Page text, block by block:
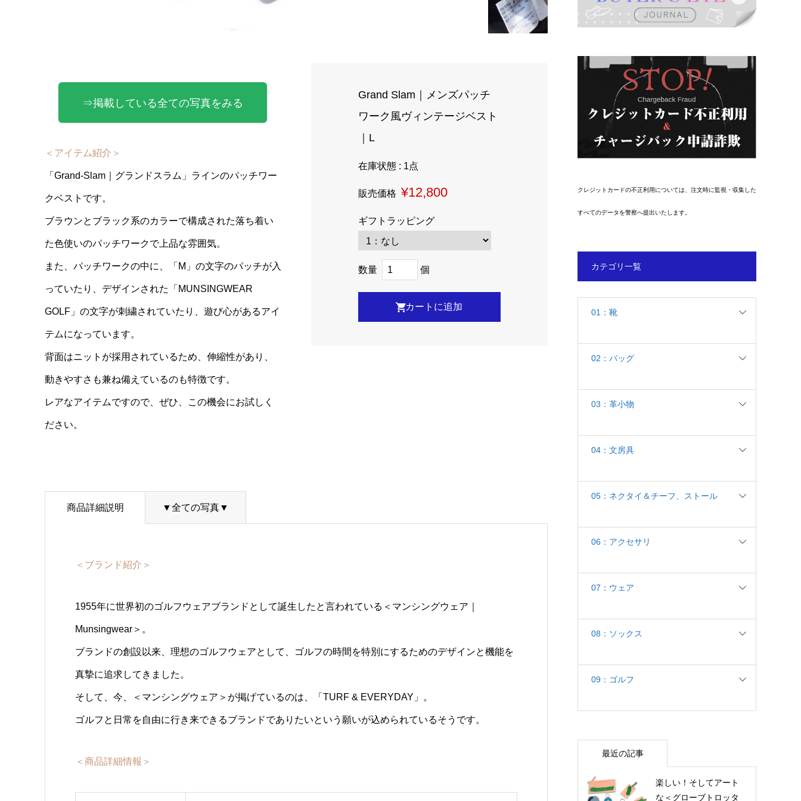
⇒掲載している全ての写真をみる
＜アイテム紹介＞
「Grand-Slam｜グランドスラム」ラインのパッチワー
クベストです。
ブラウンとブラック系のカラーで構成された落ち着い
た色使いのパッチワークで上品な雰囲気。
また、パッチワークの中に、「M」の文字のパッチが入
っていたり、デザインされた「MUNSINGWEAR
GOLF」の文字が刺繍されていたり、遊び心があるアイ
テムになっています。
背面はニットが採用されているため、伸縮性があり、
動きやすさも兼ね備えているのも特徴です。
レアなアイテムですので、ぜひ、この機会にお試しく
ださい。
Grand Slam｜メンズパッチ
ワーク風ヴィンテージベスト
｜L
在庫状態 : 1点
販売価格 ¥12,800
ギフトラッピング
数量 個
商品詳細説明 ▼全ての写真▼
＜ブランド紹介＞
1955年に世界初のゴルフウェアブランドとして誕生したと言われている＜マンシングウェア｜
Munsingwear＞。
ブランドの創設以来、理想のゴルフウェアとして、ゴルフの時間を特別にするためのデザインと機能を
真摯に追求してきました。
そして、今、＜マンシングウェア＞が掲げているのは、「TURF & EVERYDAY」。
ゴルフと日常を自由に行き来できるブランドでありたいという願いが込められているそうです。
＜商品詳細情報＞
クレジットカードの不正利用については、注文時に監視・収集した
すべてのデータを警察へ提出いたします。
カテゴリ一覧
01：靴
02：バッグ
03：革小物
04：文房具
05：ネクタイ＆チーフ、ストール
06：アクセサリ
07：ウェア
08：ソックス
09：ゴルフ
最近の記事
楽しい！そしてアート
な＜グローブトロッタ